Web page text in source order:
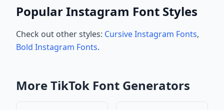
Popular Instagram Font Styles
Check out other styles: Cursive Instagram Fonts,
Bold Instagram Fonts.
MoreTikTok Font Generators